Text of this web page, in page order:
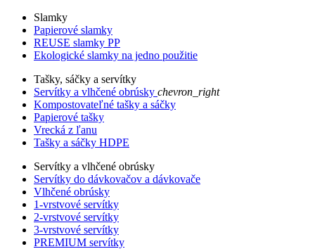
Slamky
Papierové slamky
REUSE slamky PP
Ekologické slamky na jedno použitie
Tašky, sáčky a servítky
Servítky a vlhčené obrúsky chevron_right
Kompostovateľné tašky a sáčky
Papierové tašky
Vrecká z ľanu
Tašky a sáčky HDPE
Servítky a vlhčené obrúsky
Servítky do dávkovačov a dávkovače
Vlhčené obrúsky
1-vrstvové servítky
2-vrstvové servítky
3-vrstvové servítky
PREMIUM servítky